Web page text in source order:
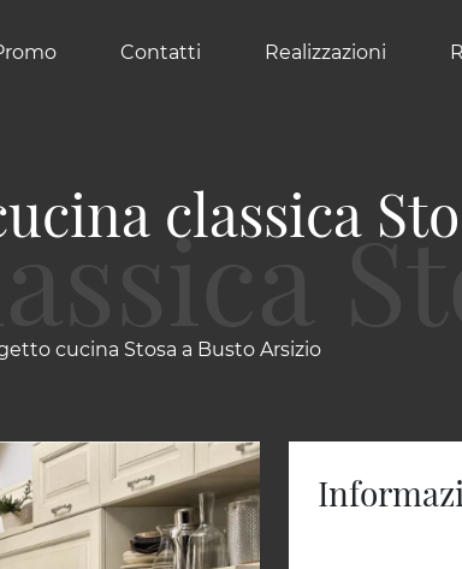
Contatti Realizzazioni
classica
cucina Stosa a Busto Arsizio